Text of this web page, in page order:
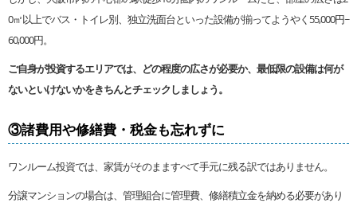
0㎡以上でバス・トイレ別、独立洗面台といった設備が揃ってようやく55,000円~
60,000円。
ご自身が投資するエリアでは、どの程度の広さが必要か、最低限の設備は何が
ないといけないかをきちんとチェックしましょう。
③諸費用や修繕費・税金も忘れずに
ワンルーム投資では、家賃がそのまますべて手元に残る訳ではありません。
分譲マンションの場合は、管理組合に管理費、修繕積立金を納める必要があり